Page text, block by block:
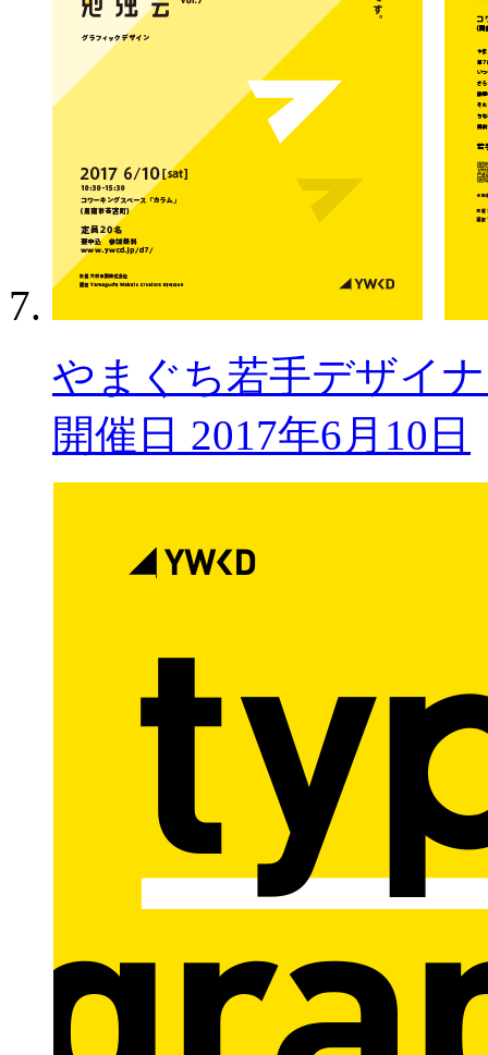
やまぐち若手デザイ
開催日 2017年6月10日